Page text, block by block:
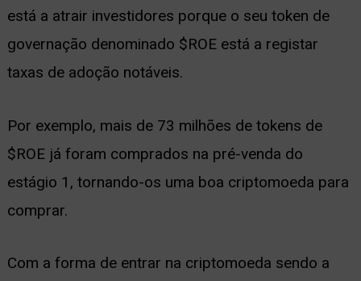
está a atrair investidores porque o seu token de
governação denominado $ROE está a registar
taxas de adoção notáveis.
Por exemplo, mais de 73 milhões de tokens de
$ROE já foram comprados na pré-venda do
estágio 1, tornando-os uma boa criptomoeda para
comprar.
Com a forma de entrar na criptomoeda sendo a